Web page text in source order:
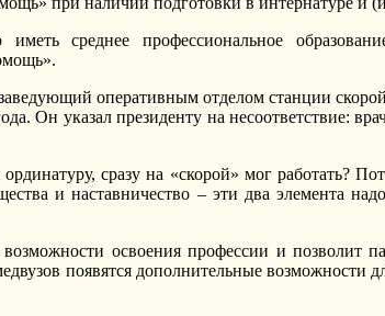
среднее профессиональное
оперативным отделом станции
Он указал президенту на несоответствие:
сразу на «скорой» мог работать?
и наставничество – эти два элемента
освоения профессии и позволит
появятся дополнительные возможности